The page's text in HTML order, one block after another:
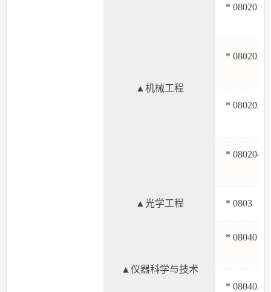
▲机械工程
* 080201
* 080202
* 080203
* 080204
▲光学工程 *
▲仪器科学与技术
* 080401
* 080402